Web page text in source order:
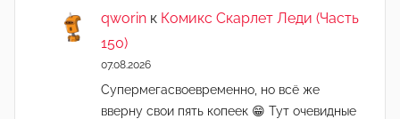
qworin к Комикс Скарлет Леди (Часть
150)
07.08.2026
Супермегасвоевременно, но всё же
вверну свои пять копеек 😁 Тут очевидные